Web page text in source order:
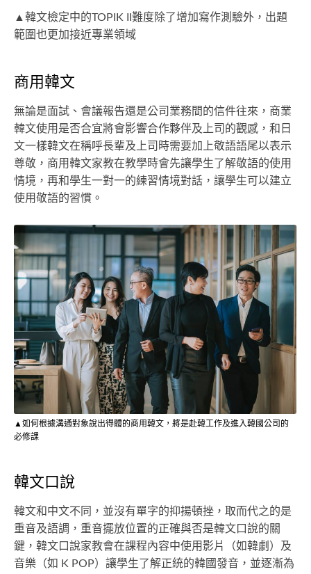
▲韓文檢定中的TOPIK II難度除了增加寫作測驗外，出題
範圍也更加接近專業領域
商用韓文
無論是面試、會議報告還是公司業務間的信件往來，商業
韓文使用是否合宜將會影響合作夥伴及上司的觀感，和日
文一樣韓文在稱呼長輩及上司時需要加上敬語語尾以表示
尊敬，商用韓文家教在教學時會先讓學生了解敬語的使用
情境，再和學生一對一的練習情境對話，讓學生可以建立
使用敬語的習慣。
▲如何根據溝通對象說出得體的商用韓文，將是赴韓工作及進入韓國公司的
必修課
韓文口說
韓文和中文不同，並沒有單字的抑揚頓挫，取而代之的是
重音及語調，重音擺放位置的正確與否是韓文口說的關
鍵，韓文口說家教會在課程內容中使用影片（如韓劇）及
音樂（如 K POP）讓學生了解正統的韓國發音，並逐漸為